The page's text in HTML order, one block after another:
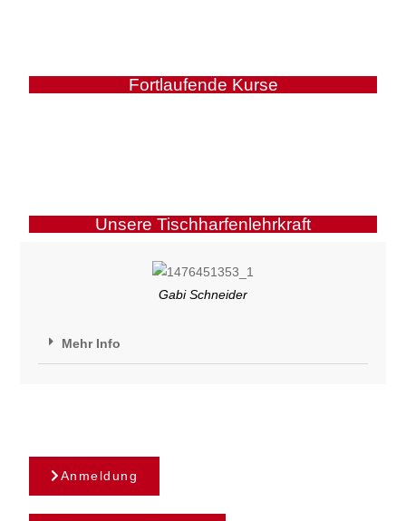
Fortlaufende Kurse
Unsere Tischharfenlehrkraft
Gabi Schneider
Mehr Info
Anmeldung